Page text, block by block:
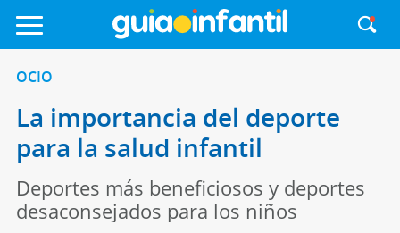
OCIO
La importancia del deporte
para la salud infantil
Deportes más beneficiosos y deportes
desaconsejados para los niños